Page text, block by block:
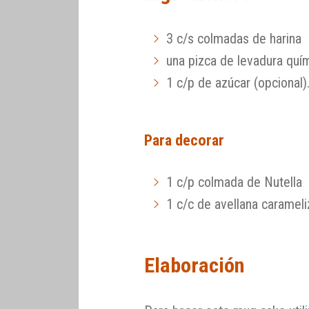
3 c/s colmadas de harina
una pizca de levadura
1 c/p de azúcar (opcional).
Para decorar
1 c/p colmada de Nutella
1 c/c de avellana
Elaboración